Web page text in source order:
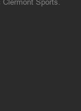
Sports.